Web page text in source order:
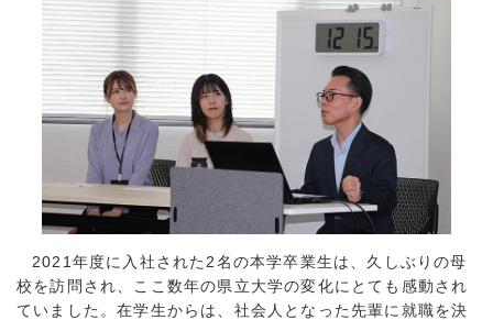
2021年度に入社された2名の本学卒業生は、久しぶりの母
校を訪問され、ここ数年の県立大学の変化にとても感動され
ていました。在学生からは、社会人となった先輩に就職を決